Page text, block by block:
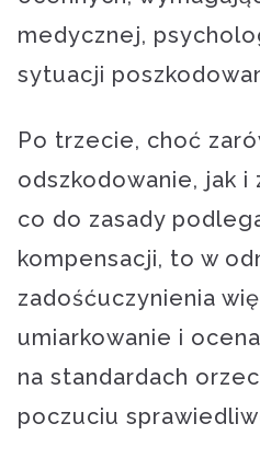
medycznej,
sytuacji
Po trzecie, choć
odszkodowanie, jak i
co do zasady
kompensacji, to w
zadośćuczynienia
umiarkowanie i
na standardach
poczuciu